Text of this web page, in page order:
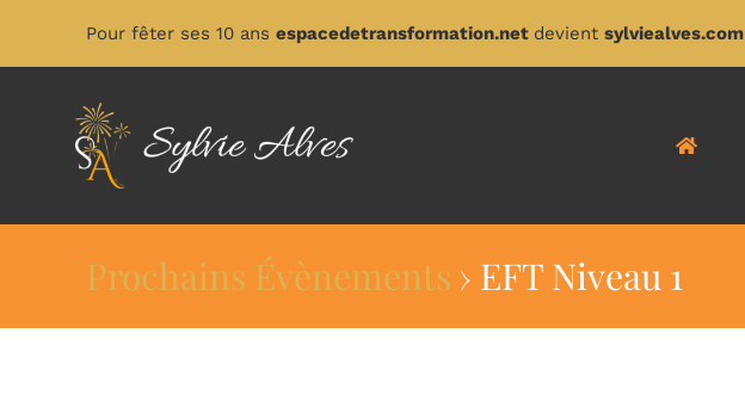
contenu
Pour fêter ses 10 ans espacedetransformation.net devient sylviealves.com
Prochains Évènements › EFT Niveau 1